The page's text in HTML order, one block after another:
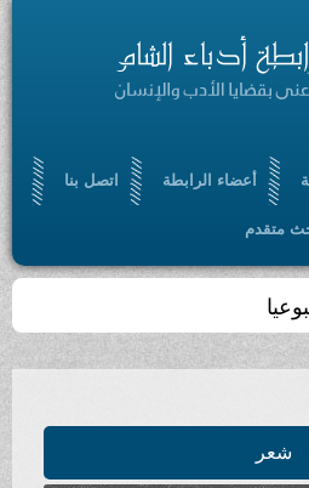
أعضاء الرابطة اتصل بنا
شعر